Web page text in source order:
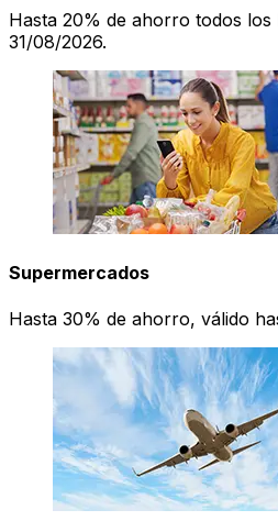
Hasta 20% de ahorro todos los
31/08/2026.
Supermercados
Hasta 30% de ahorro, válido